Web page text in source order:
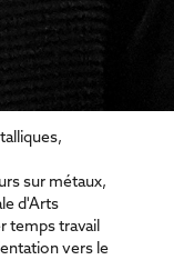
sur métaux,
d'Arts
temps travail
vers le